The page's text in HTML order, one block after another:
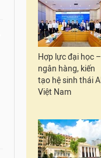
Hợp lực đại học –
ngân hàng, kiến
tạo hệ sinh thái AI
Việt Nam